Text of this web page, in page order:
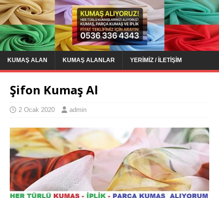
KUMAŞ ALAN KUMAŞ ALANLAR YERIMIZ / İLETIŞIM
Şifon Kumaş Al
2 Ocak 2020 admin